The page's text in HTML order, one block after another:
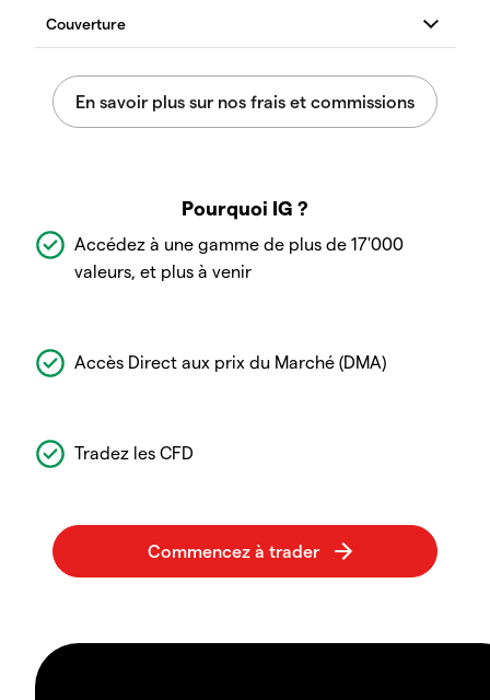
Pourquoi IG ?
Accédez à une gamme de plus de 17'000
valeurs, et plus à venir
Accès Direct aux prix du Marché (DMA)
Tradez les CFD